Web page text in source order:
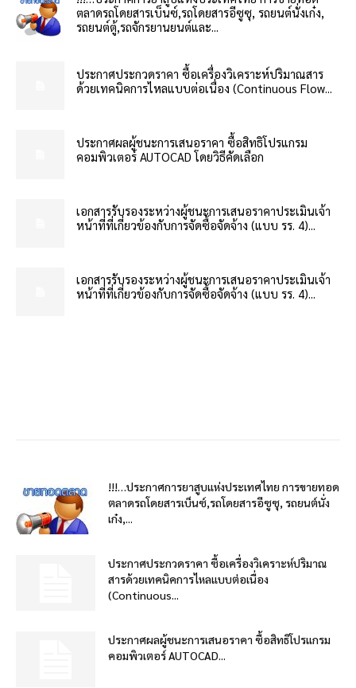
ตลาดรถโดยสารเบ็นซ์,รถโดยสารอีซูซุ, รถยนต์นั่งเก๋ง,
รถยนต์ตู้,รถจักรยานยนต์และ...
ประกาศประกวดราคา ซื้อเครื่องวิเคราะห์ปริมาณสาร
ด้วยเทคนิคการไหลแบบต่อเนื่อง (Continuous Flow...
ประกาศผลผู้ชนะการเสนอราคา ซื้อสิทธิโปรแกรม
คอมพิวเตอร์ AUTOCAD โดยวิธีคัดเลือก
เอกสารรับรองระหว่างผู้ชนะการเสนอราคาประเมินเจ้า
หน้าที่ที่เกี่ยวข้องกับการจัดซื้อจัดจ้าง (แบบ รร. 4)...
เอกสารรับรองระหว่างผู้ชนะการเสนอราคาประเมินเจ้า
หน้าที่ที่เกี่ยวข้องกับการจัดซื้อจัดจ้าง (แบบ รร. 4)...
!!!…ประกาศการยาสูบแห่งประเทศไทย การขายทอด
ตลาดรถโดยสารเบ็นซ์,รถโดยสารอีซูซุ, รถยนต์นั่ง
เก๋ง,...
ประกาศประกวดราคา ซื้อเครื่องวิเคราะห์ปริมาณ
สารด้วยเทคนิคการไหลแบบต่อเนื่อง
(Continuous...
ประกาศผลผู้ชนะการเสนอราคา ซื้อสิทธิโปรแกรม
คอมพิวเตอร์ AUTOCAD...